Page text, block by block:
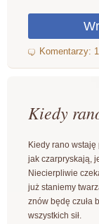
Kiedy
Kiedy rano
jak czarpryskają,
Niecierpliwie
już staniemy
znów będę czuła
wszystkich sił.